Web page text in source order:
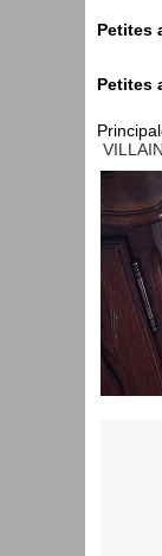
Petites
Petites